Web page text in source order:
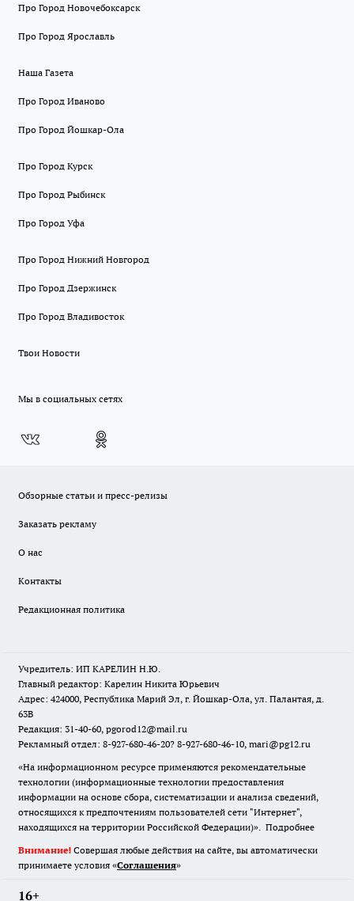
Про Город Новочебоксарск
Про Город Ярославль
Наша Газета
Про Город Иваново
Про Город Йошкар-Ола
Про Город Курск
Про Город Рыбинск
Про Город Уфа
Про Город Нижний Новгород
Про Город Дзержинск
Про Город Владивосток
Твои Новости
Мы в социальных сетях
Обзорные статьи и пресс-релизы
Заказать рекламу
О нас
Контакты
Редакционная политика
Учредитель: ИП КАРЕЛИН Н.Ю.
Главный редактор: Карелин Никита Юрьевич
Адрес: 424000, Республика Марий Эл, г. Йошкар-Ола, ул. Палантая, д.
63В
Редакция: 31-40-60, pgorod12@mail.ru
Рекламный отдел: 8-927-680-46-20? 8-927-680-46-10, mari@pg12.ru
«На информационном ресурсе применяются рекомендательные
технологии (информационные технологии предоставления
информации на основе сбора, систематизации и анализа сведений,
относящихся к предпочтениям пользователей сети "Интернет",
находящихся на территории Российской Федерации)». Подробнее
Внимание! Совершая любые действия на сайте, вы автоматически
принимаете условия «Cоглашения»
16+